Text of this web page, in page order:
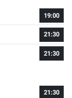
19:00
21:30
21:30
21:30